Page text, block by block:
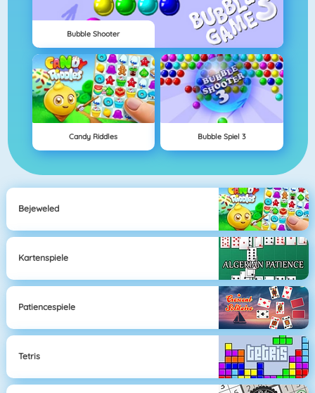
Bubble Shooter
Candy Riddles Bubble Spiel 3
Bejeweled
Kartenspiele
Patiencespiele
Tetris